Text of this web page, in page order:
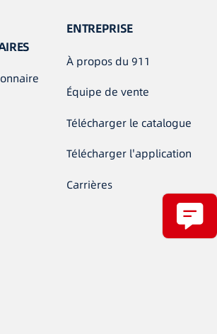
ENTREPRISE
À propos du 911
Équipe de vente
Télécharger le catalogue
Télécharger l'application
Carrières